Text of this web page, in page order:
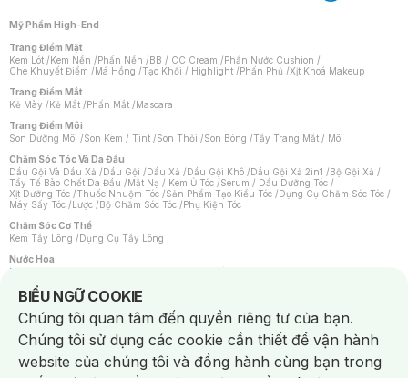
Mỹ Phẩm High-End
Trang Điểm Mặt
Kem Lót /Kem Nền /Phấn Nền /BB / CC Cream /Phấn Nước Cushion /
Che Khuyết Điểm /Má Hồng /Tạo Khối / Highlight /Phấn Phủ /Xịt Khoá Makeup
Trang Điểm Mắt
Kẻ Mày /Kẻ Mắt /Phấn Mắt /Mascara
Trang Điểm Môi
Son Dưỡng Môi /Son Kem / Tint /Son Thỏi /Son Bóng /Tẩy Trang Mắt / Môi
Chăm Sóc Tóc Và Da Đầu
Dầu Gội Và Dầu Xả /Dầu Gội /Dầu Xả /Dầu Gội Khô /Dầu Gội Xả 2in1 /Bộ Gội Xả /
Tẩy Tế Bào Chết Da Đầu /Mặt Nạ / Kem Ủ Tóc /Serum / Dầu Dưỡng Tóc /
Xịt Dưỡng Tóc /Thuốc Nhuộm Tóc /Sản Phẩm Tạo Kiểu Tóc /Dụng Cụ Chăm Sóc Tóc /
Máy Sấy Tóc /Lược /Bộ Chăm Sóc Tóc /Phụ Kiện Tóc
Chăm Sóc Cơ Thể
Kem Tẩy Lông /Dụng Cụ Tẩy Lông
Nước Hoa
Nước Hoa Nữ
Chăm Sóc Cá Nhân
Chống Muỗi /Khẩu Trang /Máy Massage/Mặt Nạ Xông Hơi /Nước Rửa Tay/
Sản Phẩm Chăm Sóc Khác /Bàn Chải Đánh Răng /Bàn Chải Điện/
Hỗ Trợ Trắng Răng/Kem Đánh Răng /Máy Tăm Nước/ Nước Súc Miệng/
Tăm / Chỉ Nha Khoa/ Xịt Thơm Miệng / Dung Dịch Vệ Sinh/Dưỡng Vùng Kín/
Khăn Ướt Vệ Sinh Vùng Kín/Băng Vệ Sinh/Tampon/Bọt Cạo Râu /Dao Cạo Râu/
Máy Cạo Râu
BIỂU NGỮ COOKIE
Notice about cookies usage
Chúng tôi quan tâm đến quyền riêng tư của bạn.
Chúng tôi sử dụng các cookie cần thiết để vận hành
website của chúng tôi và đồng hành cùng bạn trong